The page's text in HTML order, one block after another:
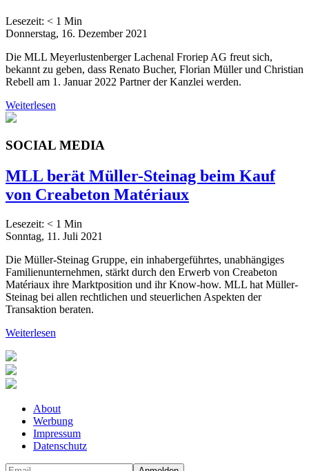
Lesezeit: < 1 Min
Donnerstag, 16. Dezember 2021
Die MLL Meyerlustenberger Lachenal Froriep AG freut sich,
bekannt zu geben, dass Renato Bucher, Florian Müller und Christian
Rebell am 1. Januar 2022 Partner der Kanzlei werden.
Weiterlesen
SOCIAL MEDIA
MLL berät Müller-Steinag beim Kauf
von Creabeton Matériaux
Lesezeit: < 1 Min
Sonntag, 11. Juli 2021
Die Müller-Steinag Gruppe, ein inhabergeführtes, unabhängiges
Familienunternehmen, stärkt durch den Erwerb von Creabeton
Matériaux ihre Marktposition und ihr Know-how. MLL hat Müller-
Steinag bei allen rechtlichen und steuerlichen Aspekten der
Transaktion beraten.
Weiterlesen
About
Werbung
Impressum
Datenschutz